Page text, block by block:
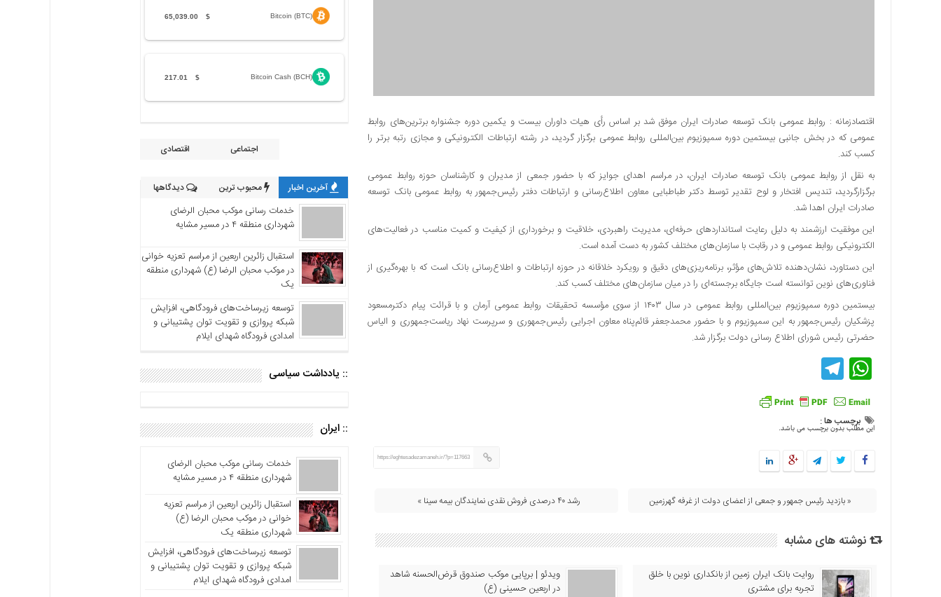
اقتصادزمانه : روابط عمومی بانک توسعه صادرات ایران موفق شد بر اساس رأی هیات داوران بیست و یکمین دوره جشنواره برترین‌های روابط
عمومی که در بخش جانبی بیستمین دوره سمپوزیوم بین‌المللی روابط عمومی برگزار گردید، در رشته ارتباطات الکترونیکی و مجازی رتبه برتر را
کسب کند.
به نقل از روابط عمومی بانک توسعه صادرات ایران، در مراسم اهدای جوایز که با حضور جمعی از مدیران و کارشناسان حوزه روابط عمومی
برگزارگردید، تندیس افتخار و لوح تقدیر توسط دکتر طباطبایی معاون اطلاع‌رسانی و ارتباطات دفتر رئیس‌جمهور به روابط عمومی بانک توسعه
صادرات ایران اهدا شد.
این موفقیت ارزشمند به دلیل رعایت استانداردهای حرفه‌ای، مدیریت راهبردی، خلاقیت و برخورداری از کیفیت و کمیت مناسب در فعالیت‌های
الکترونیکی روابط عمومی و در رقابت با سازمان‌های مختلف کشور به دست آمده است.
این دستاورد، نشان‌دهنده تلاش‌های مؤثر، برنامه‌ریزی‌های دقیق و رویکرد خلاقانه در حوزه ارتباطات و اطلاع‌رسانی بانک است که با بهره‌گیری از
فناوری‌های نوین توانسته است جایگاه برجسته‌ای را در میان سازمان‌های مختلف کسب کند.
بیستمین دوره سمپوزیوم بین‌المللی روابط عمومی در سال ۱۴۰۳ از سوی مؤسسه تحقیقات روابط عمومی آرمان و با قرائت پیام دکترمسعود
پزشکیان رئیس‌جمهور به این سمپوزیوم و با حضور محمدجعفر قائم‌پناه معاون اجرایی رئیس‌جمهوری و سرپرست نهاد ریاست‌جمهوری و الیاس
حضرتی رئیس شورای اطلاع رسانی دولت برگزار شد.
WhatsApp
Telegram
برچسب ها :
این مطلب بدون برچسب می باشد.
https://eghtesadezamaneh.ir/?p=117663
« بازدید رئیس جمهور و جمعی از اعضای دولت از غرفه گهرزمین رشد ۴۰ درصدی فروش نقدی نمایندگان بیمه سینا »
نوشته های مشابه
روایت بانک ایران زمین از بانکداری نوین با خلق
تجربه برای مشتری
ویدئو | برپایی موکب صندوق قرض‌الحسنه شاهد
در اربعین حسینی (ع)
Bitcoin (BTC)
$
65,039.00
Bitcoin Cash (BCH)
$
217.01
اجتماعی اقتصادی
آخرین اخبار محبوب ترین دیدگاهها
خدمات رسانی موکب محبان الرضای
شهرداری منطقه ۴ در مسیر مشایه
استقبال زائرین اربعین از مراسم تعزیه خوانی
در موکب محبان الرضا (ع) شهرداری منطقه
یک
توسعه زیرساخت‌های فرودگاهی، افزایش
شبکه پروازی و تقویت توان پشتیبانی و
امدادی فرودگاه شهدای ایلام
:: یادداشت سیاسی
:: ایران
خدمات رسانی موکب محبان الرضای
شهرداری منطقه ۴ در مسیر مشایه
استقبال زائرین اربعین از مراسم تعزیه
خوانی در موکب محبان الرضا (ع)
شهرداری منطقه یک
توسعه زیرساخت‌های فرودگاهی، افزایش
شبکه پروازی و تقویت توان پشتیبانی و
امدادی فرودگاه شهدای ایلام